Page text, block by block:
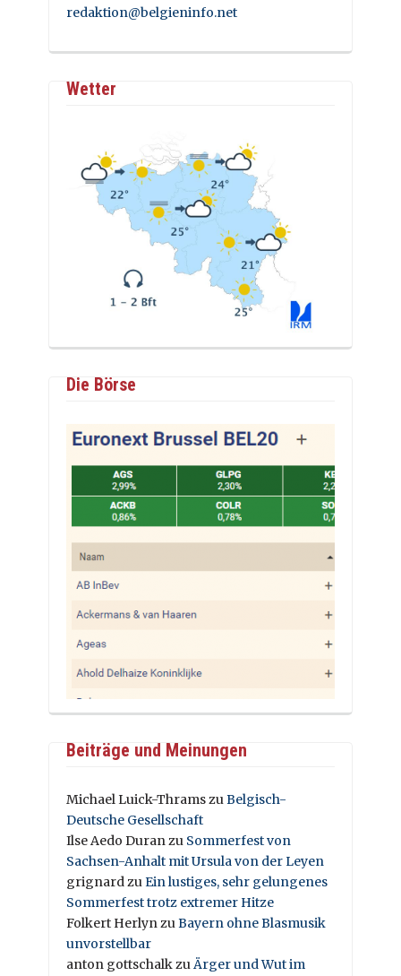
redaktion@belgieninfo.net
Wetter
Die Börse
Beiträge und Meinungen
Michael Luick-ThramszuBelgisch-
Deutsche Gesellschaft
Ilse Aedo Duranzu Sommerfest von
Sachsen-Anhalt mit Ursula von der Leyen
grignardzuEin lustiges, sehr gelungenes
Sommerfest trotz extremer Hitze
Folkert HerlynzuBayern ohne Blasmusik
unvorstellbar
anton gottschalkzuÄrger und Wut im